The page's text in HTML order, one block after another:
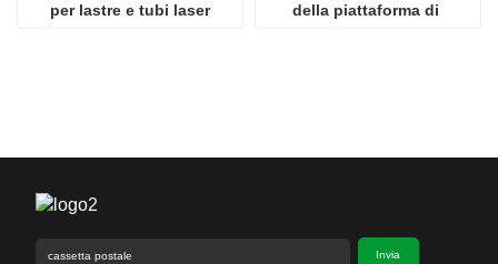
per lastre e tubi laser
della piattaforma di
Invia